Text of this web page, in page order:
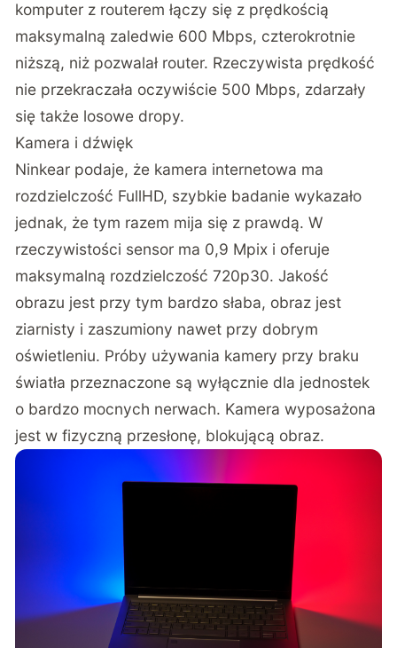
komputer z routerem łączy się z prędkością
maksymalną zaledwie 600 Mbps, czterokrotnie
niższą, niż pozwalał router. Rzeczywista prędkość
nie przekraczała oczywiście 500 Mbps, zdarzały
się także losowe dropy.
Kamera i dźwięk
Ninkear podaje, że kamera internetowa ma
rozdzielczość FullHD, szybkie badanie wykazało
jednak, że tym razem mija się z prawdą. W
rzeczywistości sensor ma 0,9 Mpix i oferuje
maksymalną rozdzielczość 720p30. Jakość
obrazu jest przy tym bardzo słaba, obraz jest
ziarnisty i zaszumiony nawet przy dobrym
oświetleniu. Próby używania kamery przy braku
światła przeznaczone są wyłącznie dla jednostek
o bardzo mocnych nerwach. Kamera wyposażona
jest w fizyczną przesłonę, blokującą obraz.